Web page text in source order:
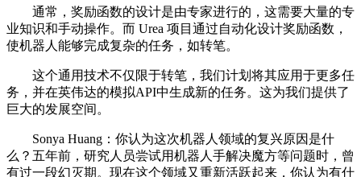
通常，奖励函数的设计是由专家进行的，这需要大量的专
业知识和手动操作。而 Urea 项目通过自动化设计奖励函数，
使机器人能够完成复杂的任务，如转笔。
这个通用技术不仅限于转笔，我们计划将其应用于更多任
务，并在英伟达的模拟API中生成新的任务。这为我们提供了
巨大的发展空间。
Sonya Huang：你认为这次机器人领域的复兴原因是什
么？五年前，研究人员尝试用机器人手解决魔方等问题时，曾
有过一段幻灭期。现在这个领域又重新活跃起来，你认为有什